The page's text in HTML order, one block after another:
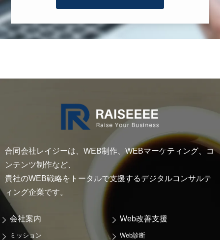
合同会社レイジーは、WEB制作、WEBマーケティング、コ
ンテンツ制作など、
貴社のWEB戦略をトータルで支援するデジタルコンサルテ
ィング企業です。
会社案内
ミッション
Web改善支援
Web診断